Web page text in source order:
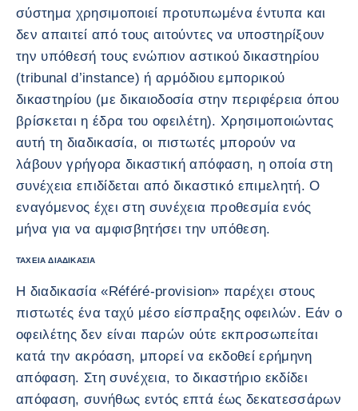
σύστημα χρησιμοποιεί προτυπωμένα έντυπα και
δεν απαιτεί από τους αιτούντες να υποστηρίξουν
την υπόθεσή τους ενώπιον αστικού δικαστηρίου
(tribunal d’instance) ή αρμόδιου εμπορικού
δικαστηρίου (με δικαιοδοσία στην περιφέρεια όπου
βρίσκεται η έδρα του οφειλέτη). Χρησιμοποιώντας
αυτή τη διαδικασία, οι πιστωτές μπορούν να
λάβουν γρήγορα δικαστική απόφαση, η οποία στη
συνέχεια επιδίδεται από δικαστικό επιμελητή. Ο
εναγόμενος έχει στη συνέχεια προθεσμία ενός
μήνα για να αμφισβητήσει την υπόθεση.
ΤΑΧΕΊΑ ΔΙΑΔΙΚΑΣΊΑ
Η διαδικασία «Référé-provision» παρέχει στους
πιστωτές ένα ταχύ μέσο είσπραξης οφειλών. Εάν ο
οφειλέτης δεν είναι παρών ούτε εκπροσωπείται
κατά την ακρόαση, μπορεί να εκδοθεί ερήμηνη
απόφαση. Στη συνέχεια, το δικαστήριο εκδίδει
απόφαση, συνήθως εντός επτά έως δεκατεσσάρων